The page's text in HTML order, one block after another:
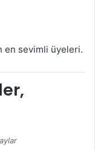
en sevimli üyeleri.